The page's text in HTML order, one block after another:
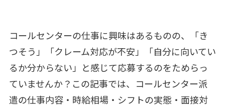
コールセンターの仕事に興味はあるものの、「き
つそう」「クレーム対応が不安」「自分に向いてい
るか分からない」と感じて応募するのをためらっ
ていませんか？この記事では、コールセンター派
遣の仕事内容・時給相場・シフトの実態・面接対